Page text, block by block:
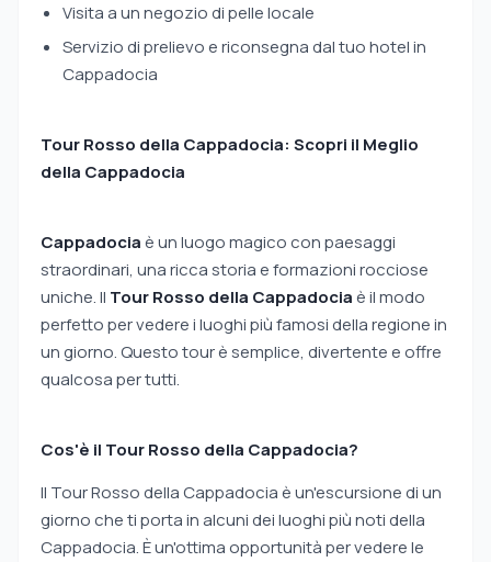
Visita a un negozio di pelle locale
Servizio di prelievo e riconsegna dal tuo hotel in
Cappadocia
Tour Rosso della Cappadocia: Scopri il Meglio
della Cappadocia
Cappadociaè un luogo magico con paesaggi
straordinari, una ricca storia e formazioni rocciose
uniche. Il Tour Rosso della Cappadociaè il modo
perfetto per vedere i luoghi più famosi della regione in
un giorno. Questo tour è semplice, divertente e offre
qualcosa per tutti.
Cos'è il Tour Rosso della Cappadocia?
Il Tour Rosso della Cappadocia è un'escursione di un
giorno che ti porta in alcuni dei luoghi più noti della
Cappadocia. È un'ottima opportunità per vedere le